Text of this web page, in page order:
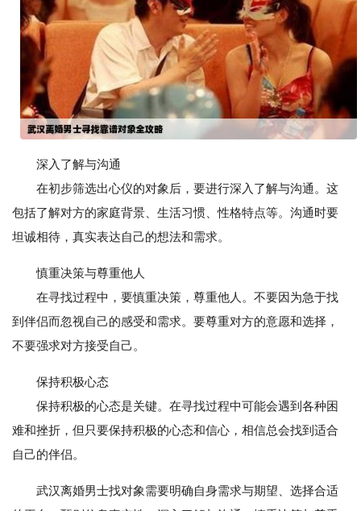
深入了解与沟通
在初步筛选出心仪的对象后，要进行深入了解与沟通。这
包括了解对方的家庭背景、生活习惯、性格特点等。沟通时要
坦诚相待，真实表达自己的想法和需求。
慎重决策与尊重他人
在寻找过程中，要慎重决策，尊重他人。不要因为急于找
到伴侣而忽视自己的感受和需求。要尊重对方的意愿和选择，
不要强求对方接受自己。
保持积极心态
保持积极的心态是关键。在寻找过程中可能会遇到各种困
难和挫折，但只要保持积极的心态和信心，相信总会找到适合
自己的伴侣。
武汉离婚男士找对象需要明确自身需求与期望、选择合适